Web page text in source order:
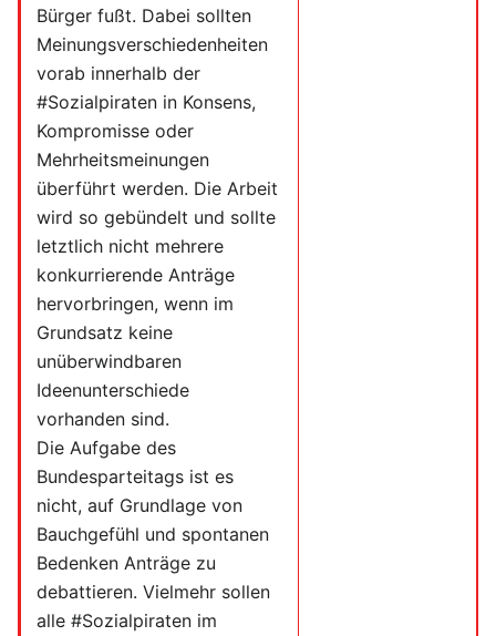
Bürger fußt. Dabei sollten
Meinungsverschiedenheiten
vorab innerhalb der
#Sozialpiraten in Konsens,
Kompromisse oder
Mehrheitsmeinungen
überführt werden. Die Arbeit
wird so gebündelt und sollte
letztlich nicht mehrere
konkurrierende Anträge
hervorbringen, wenn im
Grundsatz keine
unüberwindbaren
Ideenunterschiede
vorhanden sind.
Die Aufgabe des
Bundesparteitags ist es
nicht, auf Grundlage von
Bauchgefühl und spontanen
Bedenken Anträge zu
debattieren. Vielmehr sollen
alle #Sozialpiraten im